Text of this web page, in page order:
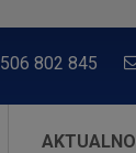
506 802 845